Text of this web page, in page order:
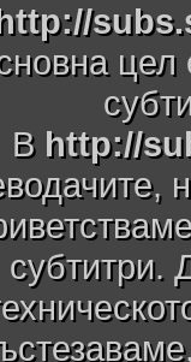
цел
В http://
субтитри.